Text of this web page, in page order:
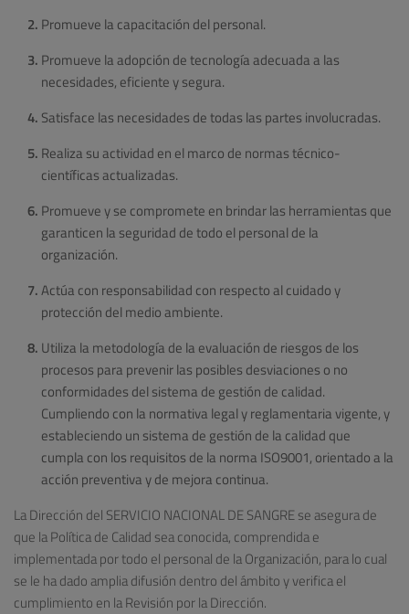
Promueve la capacitación del personal.
Promueve la adopción de tecnología adecuada a las
necesidades, eficiente y segura.
Satisface las necesidades de todas las partes involucradas.
Realiza su actividad en el marco de normas técnico-
científicas actualizadas.
Promueve y se compromete en brindar las herramientas que
garanticen la seguridad de todo el personal de la
organización.
Actúa con responsabilidad con respecto al cuidado y
protección del medio ambiente.
Utiliza la metodología de la evaluación de riesgos de los
procesos para prevenir las posibles desviaciones o no
conformidades del sistema de gestión de calidad.
Cumpliendo con la normativa legal y reglamentaria vigente, y
estableciendo un sistema de gestión de la calidad que
cumpla con los requisitos de la norma ISO9001, orientado a la
acción preventiva y de mejora continua.
La Dirección del SERVICIO NACIONAL DE SANGRE se asegura de
que la Política de Calidad sea conocida, comprendida e
implementada por todo el personal de la Organización, para lo cual
se le ha dado amplia difusión dentro del ámbito y verifica el
cumplimiento en la Revisión por la Dirección.